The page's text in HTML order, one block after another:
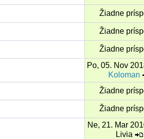
Žiadne
Žiadne
Žiadne
Po, 05. Nov
Koloman
Žiadne
Žiadne
Ne, 21. Mar
Livia